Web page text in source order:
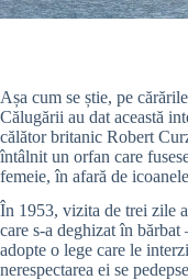
Așa cum se știe, pe
Călugării au dat această
călător britanic Robert
întâlnit un orfan care
femeie, în afară de
În 1953, vizita de trei zile
care s-a deghizat în
adopte o lege care le
nerespectarea ei se